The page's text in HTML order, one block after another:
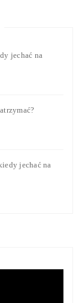
jechać na
jechać na